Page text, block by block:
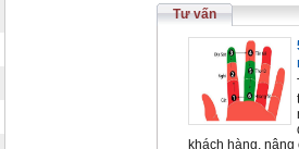
Tư vấn
khách hàng,